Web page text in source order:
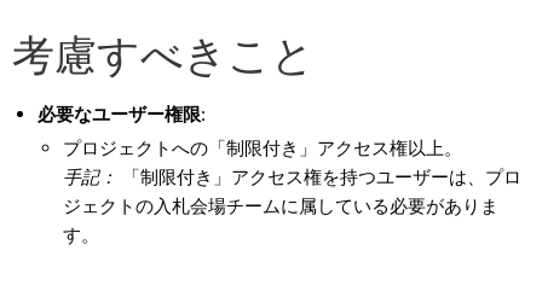
考慮すべきこと
必要なユーザー権限:
プロジェクトへの「制限付き」アクセス権以上。
手記：
「制限付き」アクセス権を持つユーザーは、プロ
ジェクトの入札会場チームに属している必要がありま
す。